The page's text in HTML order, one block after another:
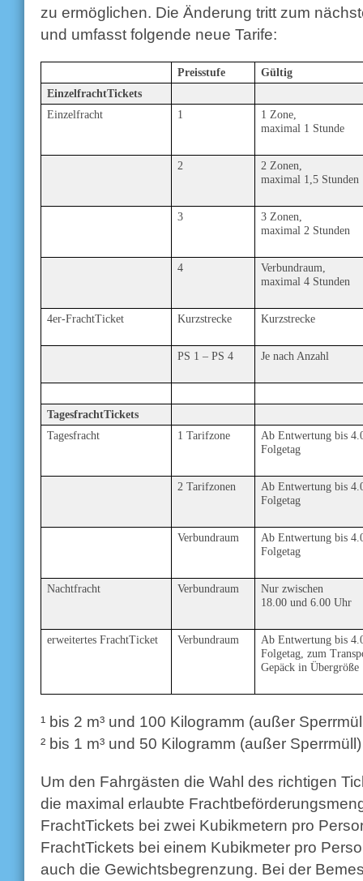
zu ermöglichen. Die Änderung tritt zum
und umfasst folgende neue Tarife:
Preisstufe
Gültig
EinzelfrachtTickets
Einzelfracht
1
1 Zone,
maximal 1 Stunde
2
2 Zonen,
maximal 1,5 Stunden
3
3 Zonen,
maximal 2 Stunden
4
Verbundraum,
maximal 4 Stunden
4er-FrachtTicket Kurzstrecke Kurzstrecke
PS 1 – PS 4 Je nach Anzahl
TagesfrachtTickets
Tagesfracht
1 Tarifzone
Ab Entwertung bis
Folgetag
2 Tarifzonen
Ab Entwertung bis
Folgetag
Verbundraum
Ab Entwertung bis
Folgetag
Nachtfracht Verbundraum
Nur zwischen
18.00 und 6.00 Uhr
erweitertes FrachtTicket Verbundraum
Ab Entwertung bis
Folgetag,zum
Gepäck in Übergröße
¹ bis 2 m³ und 100 Kilogramm (außer
² bis 1 m³ und 50 Kilogramm (außer Sperrmüll)
Um den Fahrgästen die Wahl des richtigen
die maximal erlaubte
FrachtTickets bei zwei Kubikmetern pro
FrachtTickets bei einem Kubikmeter pro
auch die Gewichtsbegrenzung. Bei der